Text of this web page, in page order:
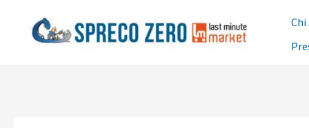
Chi